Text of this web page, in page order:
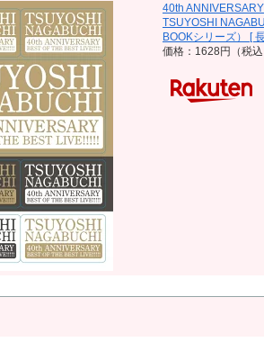
40th
TSUYOSHI
BOOKシリーズ） [
価格：1628円（税